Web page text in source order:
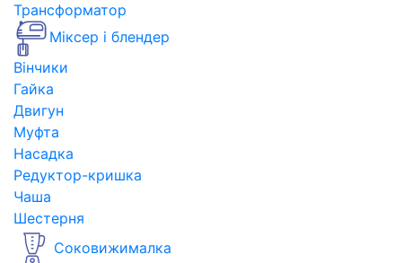
Трансформатор
Міксер і блендер
Вінчики
Гайка
Двигун
Муфта
Насадка
Редуктор-кришка
Чаша
Шестерня
Соковижималка